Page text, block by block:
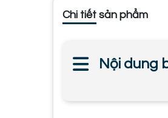
Chi tiết sản phẩm
Nội dung